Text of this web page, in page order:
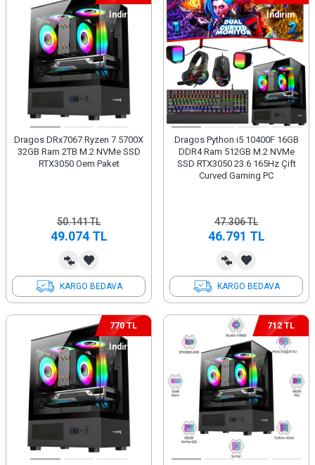
İndirim
Dragos DRx7067 Ryzen 7 5700X
32GB Ram 2TB M.2 NVMe SSD
RTX3050 Oem Paket
50.141TL
49.074TL
KARGO BEDAVA
İndirim
Dragos Python i5 10400F 16GB
DDR4 Ram 512GB M.2 NVMe
SSD RTX3050 23.6 165Hz Çift
Curved Gaming PC
47.306TL
46.791 TL
KARGO BEDAVA
770 TL
İndirim
712 TL
İndirim